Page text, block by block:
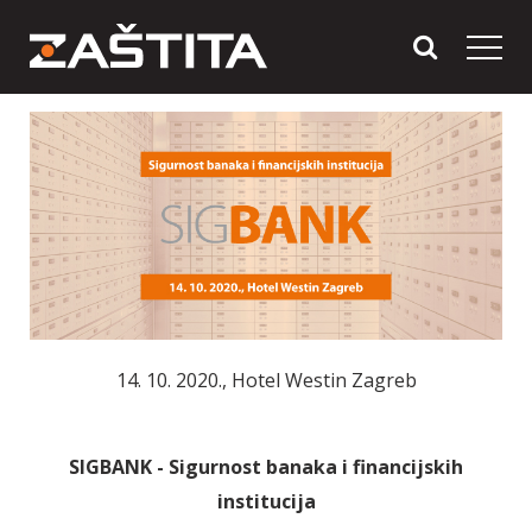
14. 10. 2020., Hotel Westin Zagreb
SIGBANK - Sigurnost banaka i financijskih
institucija